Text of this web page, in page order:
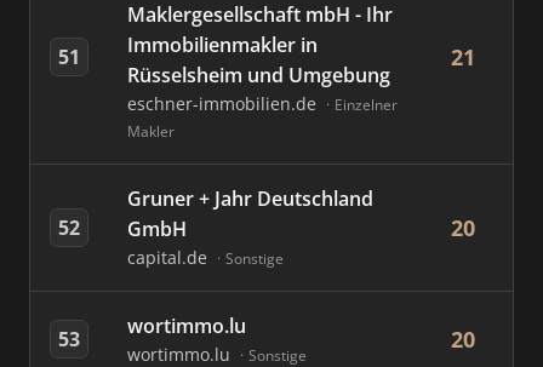
51
Maklergesellschaft mbH - Ihr
Immobilienmakler in
Rüsselsheim und Umgebung
eschner-immobilien.de
Einzelner
Makler
21
52
Gruner + Jahr Deutschland
GmbH
capital.de Sonstige
20
53 wortimmo.lu
wortimmo.lu Sonstige
20